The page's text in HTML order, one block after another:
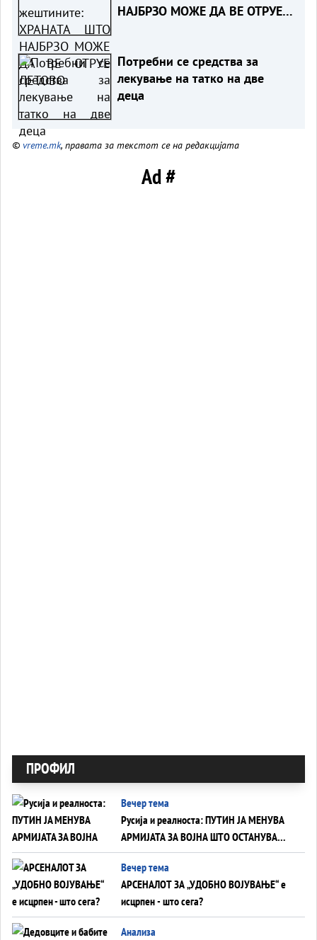
НАЈБРЗО МОЖЕ ДА ВЕ ОТРУЕ
Потребни се средства за
лекување на татко на две
деца
© vreme.mk, правата за текстот се на редакцијата
Ad #
ПРОФИЛ
Вечер тема
Русија и реалноста: ПУТИН ЈА МЕНУВА
АРМИЈАТА ЗА ВОЈНА ШТО ОСТАНУВА
БЕЗ ФРОНТ
Вечер тема
АРСЕНАЛОТ ЗА „УДОБНО ВОЈУВАЊЕ“ е
исцрпен - што сега?
Анализа